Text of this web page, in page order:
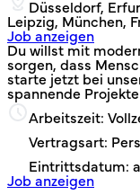
Düsseldorf,
Leipzig, München,
Job anzeigen
Du willst mit
sorgen, dass
starte jetzt bei
spannende
Arbeitszeit:
Vertragsart:
Eintrittsdatum:
Job anzeigen